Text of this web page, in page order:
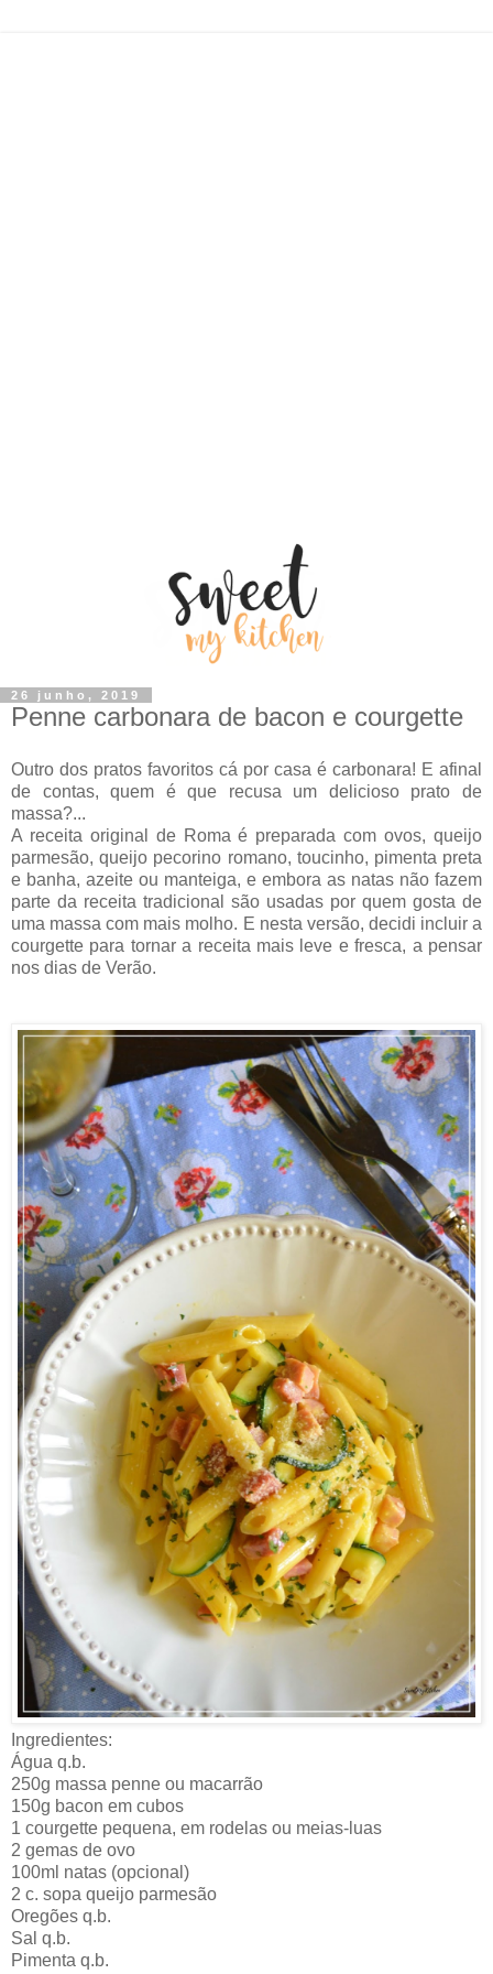
26 junho, 2019
Penne carbonara de bacon e courgette
Outro dos pratos favoritos cá por casa é carbonara! E afinal
de contas, quem é que recusa um delicioso prato de
massa?...
A receita original de Roma é preparada com ovos, queijo
parmesão, queijo pecorino romano, toucinho, pimenta preta
e banha, azeite ou manteiga, e embora as natas não fazem
parte da receita tradicional são usadas por quem gosta de
uma massa com mais molho. E nesta versão, decidi incluir a
courgette para tornar a receita mais leve e fresca, a pensar
nos dias de Verão.
Ingredientes:
Água q.b.
250g massa penne ou macarrão
150g bacon em cubos
1 courgette pequena, em rodelas ou meias-luas
2 gemas de ovo
100ml natas (opcional)
2 c. sopa queijo parmesão
Oregões q.b.
Sal q.b.
Pimenta q.b.